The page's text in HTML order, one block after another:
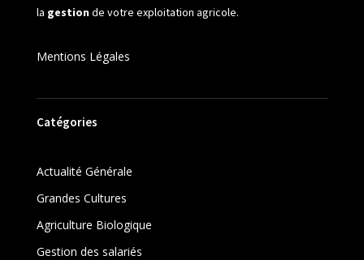
la gestionde votre exploitation agricole.
Mentions Légales
Catégories
Actualité Générale
Grandes Cultures
Agriculture Biologique
Gestion des salariés